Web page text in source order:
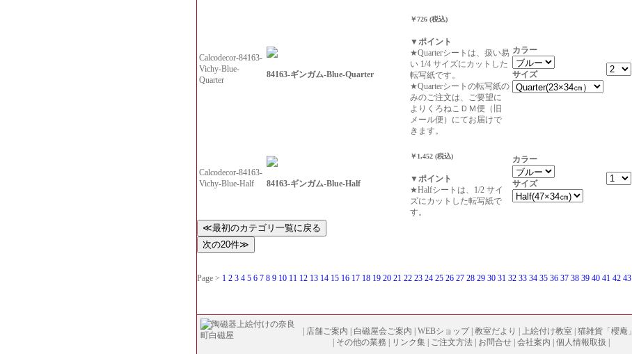
Calcodecor-84163-
Vichy-Blue-
Quarter
84163-ギンガム-Blue-Quarter
￥726 (税込)
▼ポイント
★Quarterシートは、扱い易
い 1/4 サイズにカットした
転写紙です。
★Quarterシートの転写紙の
みのご注文は、ご要望に
よりくろねこＤＭ便（旧
メール便）にてお届けで
きます。
カラー
サイズ
Calcodecor-84163-
Vichy-Blue-Half
84163-ギンガム-Blue-Half
￥1,452 (税込)
▼ポイント
★Halfシートは、1/2 サイ
ズにカットした転写紙で
す。
カラー
サイズ
Page > 1 2 3 4 5 6 7 8 9 10 11 12 13 14 15 16 17 18 19 20 21 22 23 24 25 26 27 28 29 30 31 32 33 34 35 36 37 38 39 40 41 42 43
店舗ご案内 白磁屋会ご案内 WEBショップ| 教室だより 上絵付け教室 猫雑貨「櫻庵」
その他の業務 リンク集 ご注文方法 お問合せ 会社案内 個人情報取扱